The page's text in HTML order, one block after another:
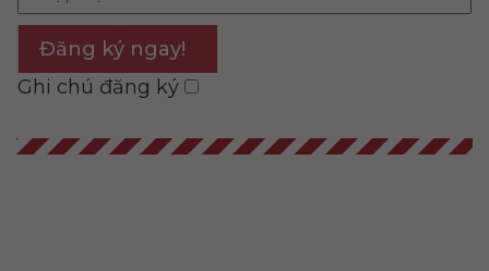
Đăng ký ngay!
Ghi chú đăng ký